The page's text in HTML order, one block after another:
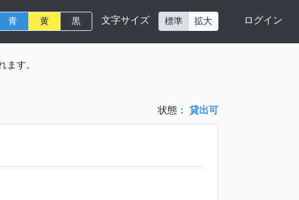
青 黄 黒 文字サイズ 標準 拡大 ログイン
す。
状態： 貸出可